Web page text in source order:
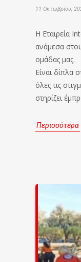
11 Οκτωβρίου,
Η Εταιρεία
ανάμεσα
ομάδας μας.
Είναι δίπλα
όλες τις
στηρίζει
Περισσότερα